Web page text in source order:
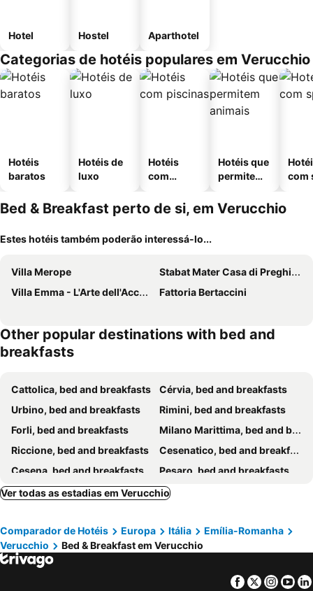
Hotel Hostel Aparthotel
Categorias de hotéis populares em Verucchio
Hotéis
baratos
Hotéis de
luxo
Hotéis
com
Hotéis que
permitem
com
Bed & Breakfast perto de si, em Verucchio
Estes hotéis também poderão interessá-lo...
Villa Merope
Stabat Mater Casa di Preghiera
Villa Emma - L'Arte dell'Accoglienza
Fattoria Bertaccini
Other popular destinations with bed and
breakfasts
Cattolica, bed and breakfasts
Cérvia, bed and breakfasts
Urbino, bed and breakfasts
Rimini, bed and breakfasts
Forli, bed and breakfasts
Milano Marittima, bed and breakfasts
Riccione, bed and breakfasts
Cesenatico, bed and breakfasts
Cesena, bed and breakfasts
Pesaro, bed and breakfasts
Gabicce Mare, bed and breakfasts
Gradara, bed and breakfasts
Lido di Classe, bed and breakfasts
San Marino, bed and breakfasts
Longiano, bed and breakfasts Santa Sofia, bed and breakfasts
Bagno di Romagna, bed and breakfasts
Ver todas as estadias em Verucchio
Comparador de Hotéis Europa Itália
Emília-Romanha
Verucchio
Bed & Breakfast em Verucchio
Facebook
Twitter